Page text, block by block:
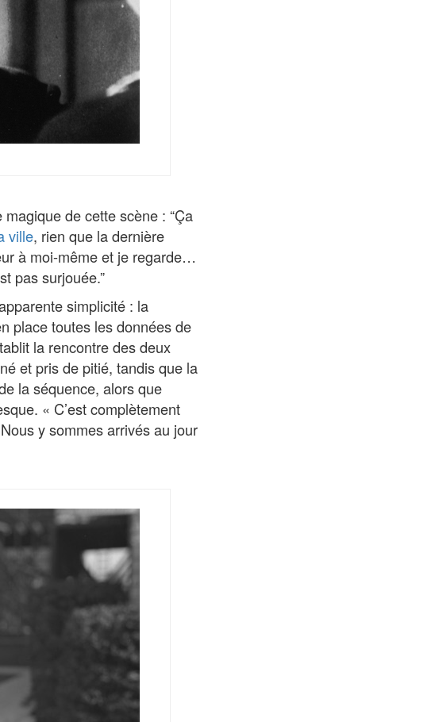
de cette scène : “Ça
ville, rien que la dernière
à moi-même et je regarde…
pas surjouée.”
simplicité : la
place toutes les données de
la rencontre des deux
et pris de pitié, tandis que la
la séquence, alors que
« C’est complètement
y sommes arrivés au jour